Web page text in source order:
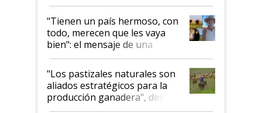
"Tienen un país hermoso, con
todo, merecen que les vaya
bien": el mensaje de una
ganadera uruguaya sobre las
oportunidades que se abren
para el agro en Argentina, con
foco en la carne
"Los pastizales naturales son
aliados estratégicos para la
producción ganadera", destaca
la iniciativa que ya reúne a 46